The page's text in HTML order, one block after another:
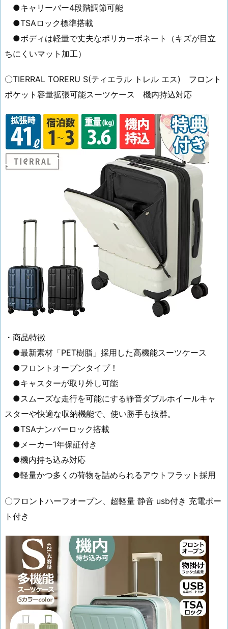
●キャリーバー4段階調節可能
●TSAロック標準搭載
●ボディは軽量で丈夫なポリカーボネート（キズが目立
ちにくいマット加工）
〇TIERRAL TORERU S(ティエラル トレル エス) フロント
ポケット容量拡張可能スーツケース 機内持込対応
・商品特徴
●最新素材「PET樹脂」採用した高機能スーツケース
●フロントオープンタイプ！
●キャスターが取り外し可能
●スムーズな走行を可能にする静音ダブルホイールキャ
スターや快適な収納機能で、使い勝手も抜群。
●TSAナンバーロック搭載
●メーカー1年保証付き
●機内持ち込み対応
●軽量かつ多くの荷物を詰められるアウトフラット採用
〇フロントハーフオープン、超軽量 静音 usb付き 充電ポー
ト付き